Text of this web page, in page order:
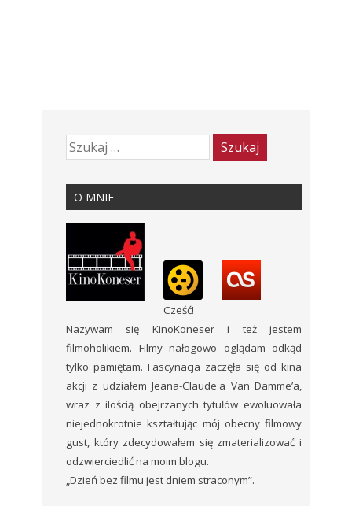
O MNIE
Cześć!
Nazywam się KinoKoneser i też jestem
filmoholikiem. Filmy nałogowo oglądam odkąd
tylko pamiętam. Fascynacja zaczęła się od kina
akcji z udziałem Jeana-Claude'a Van Damme’a,
wraz z ilością obejrzanych tytułów ewoluowała
niejednokrotnie kształtując mój obecny filmowy
gust, który zdecydowałem się zmaterializować i
odzwierciedlić na moim blogu.
„Dzień bez filmu jest dniem straconym”.